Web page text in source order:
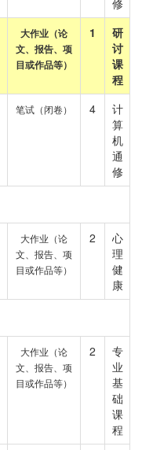
修
大作业（论
文、报告、项
目或作品等）
1
研
讨
课
程
笔试（闭卷） 4
计
算
机
通
修
大作业（论
文、报告、项
目或作品等）
2
心
理
健
康
大作业（论
文、报告、项
目或作品等）
2
专
业
基
础
课
程